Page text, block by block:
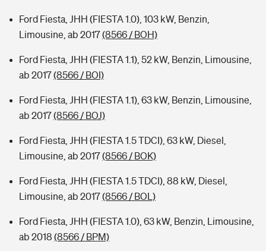
Ford Fiesta, JHH (FIESTA 1.0), 103 kW, Benzin,
Limousine, ab 2017(8566 / BOH)
Ford Fiesta, JHH (FIESTA 1.1), 52 kW, Benzin, Limousine,
ab 2017(8566 / BOI)
Ford Fiesta, JHH (FIESTA 1.1), 63 kW, Benzin, Limousine,
ab 2017(8566 / BOJ)
Ford Fiesta, JHH (FIESTA 1.5 TDCI), 63 kW, Diesel,
Limousine, ab 2017(8566 / BOK)
Ford Fiesta, JHH (FIESTA 1.5 TDCI), 88 kW, Diesel,
Limousine, ab 2017(8566 / BOL)
Ford Fiesta, JHH (FIESTA 1.0), 63 kW, Benzin, Limousine,
ab 2018 (8566 / BPM)